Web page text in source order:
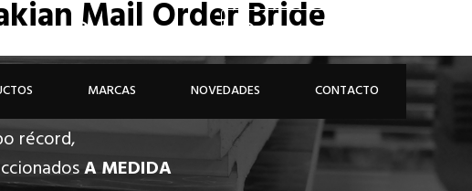
926 81 48 68 ÁREA PROFESIONAL
MARCAS NOVEDADES CONTACTO
Mail Order Bride
récord,
A MEDIDA